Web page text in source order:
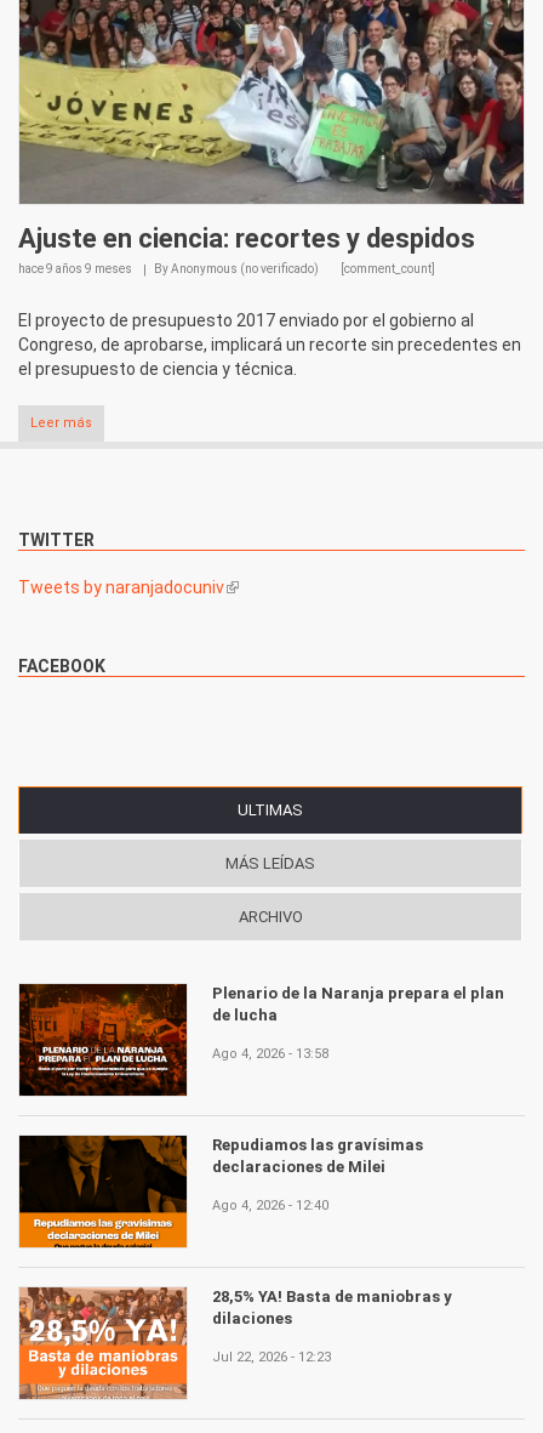
Ajuste en ciencia: recortes y despidos
hace9 años 9 meses ByAnonymous (no verificado) [comment_count]
El proyecto de presupuesto 2017 enviado por el gobierno al
Congreso, de aprobarse, implicará un recorte sin precedentes en
el presupuesto de ciencia y técnica.
Leer más
TWITTER
Tweets by naranjadocuniv(link is external)
FACEBOOK
ULTIMAS
MÁS LEÍDAS
ARCHIVO
Plenario de la Naranja prepara el plan
de lucha
Ago 4, 2026 - 13:58
Repudiamos las gravísimas
declaraciones de Milei
Ago 4, 2026 - 12:40
28,5% YA! Basta de maniobras y
dilaciones
Jul 22, 2026 - 12:23